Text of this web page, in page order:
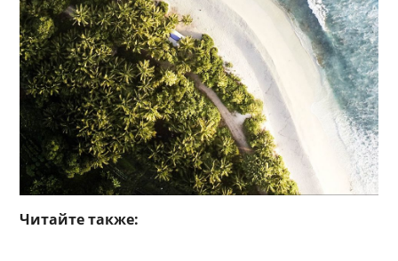
Читайте также: